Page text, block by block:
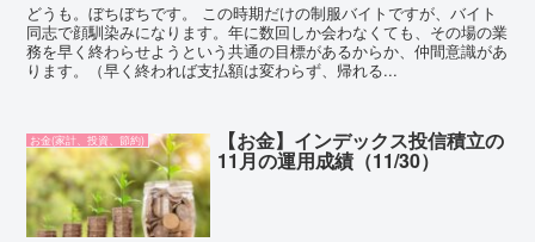
どうも。ぼちぼちです。 この時期だけの制服バイトですが、バイト
同志で顔馴染みになります。年に数回しか会わなくても、その場の業
務を早く終わらせようという共通の目標があるからか、仲間意識があ
ります。（早く終われば支払額は変わらず、帰れる...
お金(家計、投資、節約) 【お金】インデックス投信積立の
11月の運用成績（11/30）